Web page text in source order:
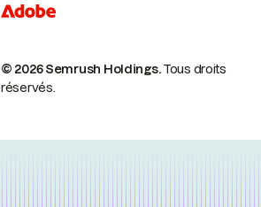
© 2026 Semrush Holdings.Tous droits
réservés.